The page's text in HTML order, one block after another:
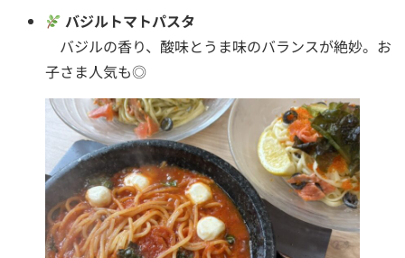
バジルトマトパスタ
バジルの香り、酸味とうま味のバランスが絶妙。お
子さま人気も◎